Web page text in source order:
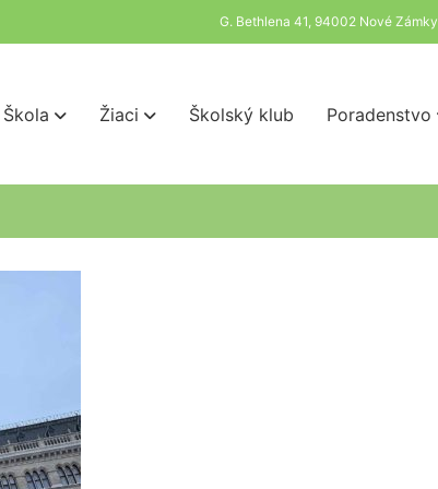
G. Bethlena 41, 94002 Nové Zámky
Škola Žiaci Školský klub Poradenstvo